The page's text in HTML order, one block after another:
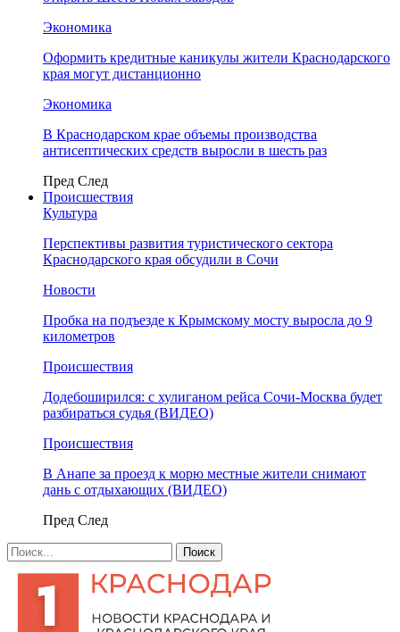
Экономика
Оформить кредитные каникулы жители Краснодарского
края могут дистанционно
Экономика
В Краснодарском крае объемы производства
антисептических средств выросли в шесть раз
Пред След
Происшествия
Культура
Перспективы развития туристического сектора
Краснодарского края обсудили в Сочи
Новости
Пробка на подъезде к Крымскому мосту выросла до 9
километров
Происшествия
Додебоширился: с хулиганом рейса Сочи-Москва будет
разбираться судья (ВИДЕО)
Происшествия
В Анапе за проезд к морю местные жители снимают
дань с отдыхающих (ВИДЕО)
Пред След